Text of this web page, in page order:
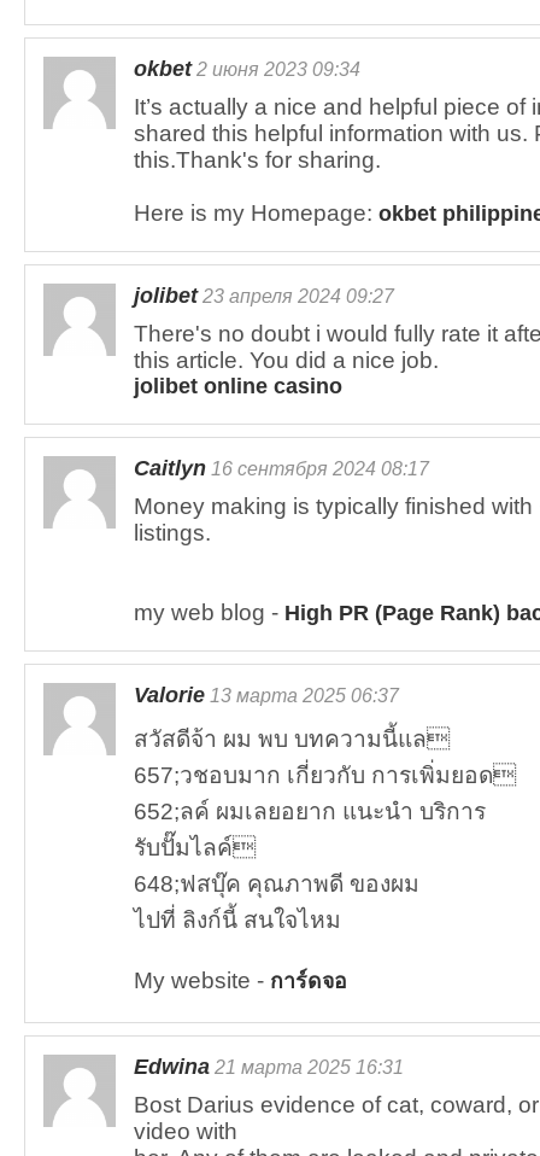
okbet2 июня 2023 09:34
It’s actually a nice and helpful piece of
shared this helpful information with
this.Thank's for sharing.
Here is my Homepage: okbet
jolibet23 апреля 2024 09:27
There's no doubt i would fully rate it
this article. You did a nice job.
jolibet online casino
Caitlyn 16 сентября 2024 08:17
Money making is typically finished
listings.
my web blog - High PR (Page Rank)
Valorie 13 марта 2025 06:37
สวัสดีจ้า ผม พบ บทความนี้แล
657;วชอบมาก เกี่ยวกับ การเพิ่มยอด
652;ลค์ ผมเลยอยาก แนะนำ บริการ
รับปั๊มไลค์
648;ฟสบุ๊ค คุณภาพดี ของผม
ไปที่ ลิงก์นี้ สนใจไหม
My website - การ์ดจอ
Edwina 21 марта 2025 16:31
Bost Darius evidence of cat, coward,
video with